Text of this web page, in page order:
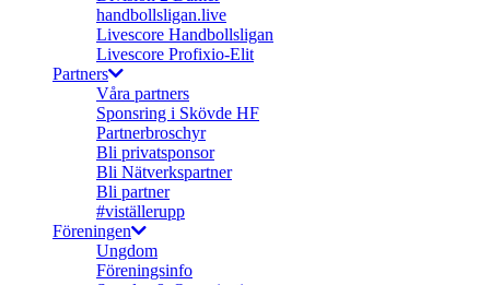
handbollsligan.live
Livescore Handbollsligan
Livescore Profixio-Elit
Partners
Våra partners
Sponsring i Skövde HF
Partnerbroschyr
Bli privatsponsor
Bli Nätverkspartner
Bli partner
#viställerupp
Föreningen
Ungdom
Föreningsinfo